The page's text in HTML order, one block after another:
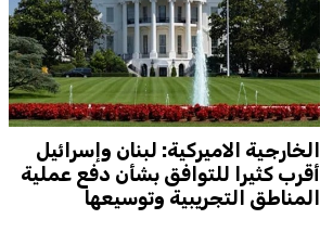
الخارجية الاميركية: لبنان وإسرائيل
أقرب كثيرا للتوافق بشأن دفع عملية
المناطق التجريبية وتوسيعها